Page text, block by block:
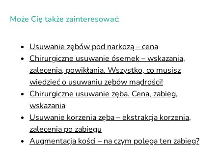
Może Cię także zainteresować:
Usuwanie zębów pod narkozą – cena
Chirurgiczne usuwanie ósemek – wskazania,
zalecenia, powikłania. Wszystko, co musisz
wiedzieć o usuwaniu zębów mądrości!
Chirurgiczne usuwanie zęba. Cena, zabieg,
wskazania
Usuwanie korzenia zęba – ekstrakcja korzenia,
zalecenia po zabiegu
Augmentacja kości – na czym polega ten zabieg?